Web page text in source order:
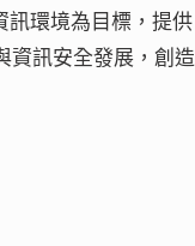
訊環境為目標，提供
資訊安全發展，創造